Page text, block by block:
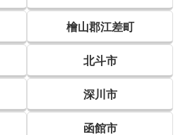
檜山郡江差町
北斗市
深川市
函館市